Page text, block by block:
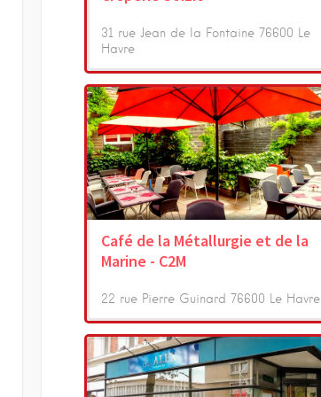
31 rue Jean de la Fontaine 76600 Le
Havre
Café de la Métallurgie et de la
Marine - C2M
22 rue Pierre Guinard 76600 Le Havre